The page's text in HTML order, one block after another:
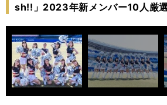
sh!!」2023年新メンバー10人厳